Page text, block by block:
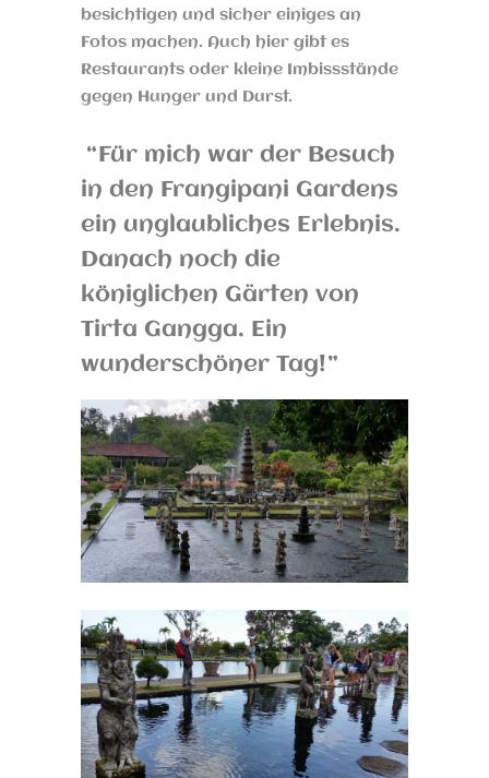
besichtigen und sicher einiges an
Fotos machen. Auch hier gibt es
Restaurants oder kleine Imbissstände
gegen Hunger und Durst.
Für mich war der Besuch
in den Frangipani Gardens
ein unglaubliches Erlebnis.
Danach noch die
königlichen Gärten von
Tirta Gangga. Ein
wunderschöner Tag!